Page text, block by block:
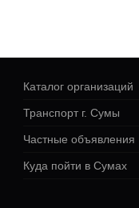
Каталог организаций
Транспорт г. Сумы
Частные объявления
Куда пойти в Сумах